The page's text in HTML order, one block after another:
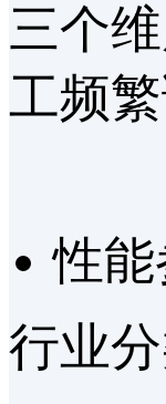
三个
工频
性能
行业